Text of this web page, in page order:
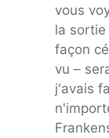
vous
la sortie
façon
vu –
j'avais